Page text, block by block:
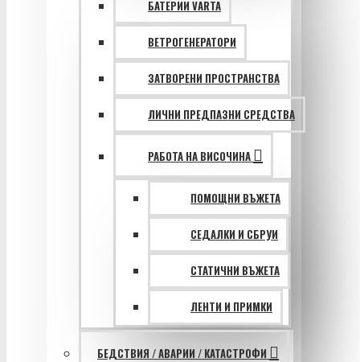
БАТЕРИИ VARTA
ВЕТРОГЕНЕРАТОРИ
ЗАТВОРЕНИ ПРОСТРАНСТВА
ЛИЧНИ ПРЕДПАЗНИ СРЕДСТВА
РАБОТА НА ВИСОЧИНА
ПОМОЩНИ ВЪЖЕТА
СЕДАЛКИ И СБРУИ
СТАТИЧНИ ВЪЖЕТА
ЛЕНТИ И ПРИМКИ
БЕДСТВИЯ / АВАРИИ / КАТАСТРОФИ